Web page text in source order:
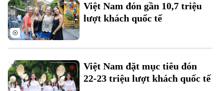
Theo dõi Hà Nội On
Âm nhạc
Việt Nam đón gần 10,7 triệu
lượt khách quốc tế
Việt Nam đặt mục tiêu đón
22-23 triệu lượt khách quốc tế